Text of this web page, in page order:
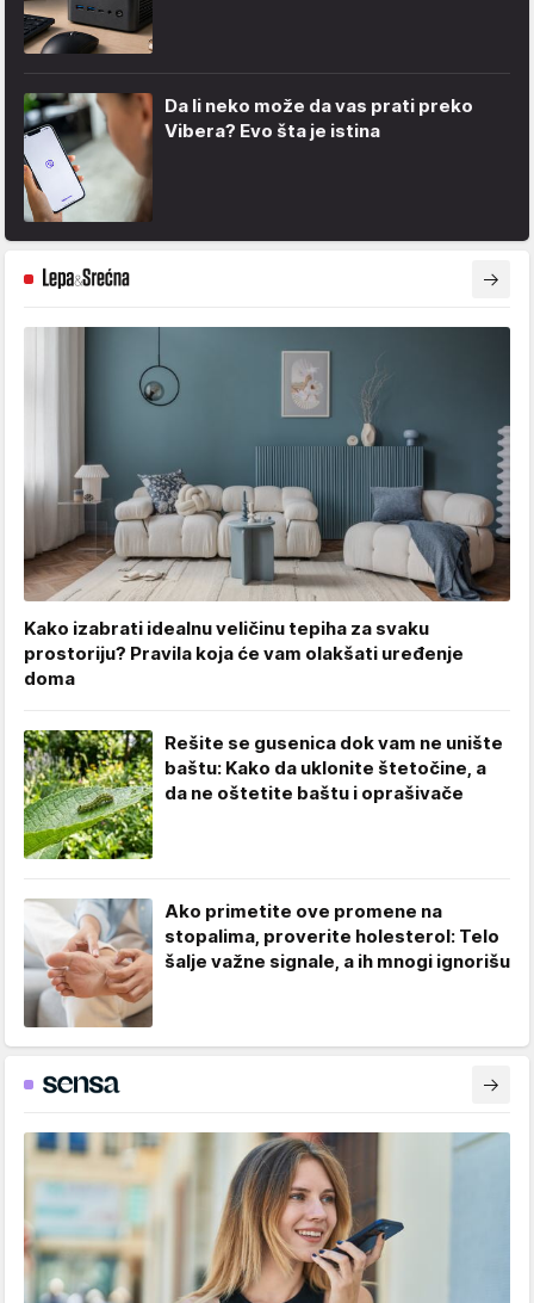
Da li neko može da vas prati preko
Vibera? Evo šta je istina
Kako izabrati idealnu veličinu tepiha za svaku
prostoriju? Pravila koja će vam olakšati uređenje
doma
Rešite se gusenica dok vam ne unište
baštu: Kako da uklonite štetočine, a
da ne oštetite baštu i oprašivače
Ako primetite ove promene na
stopalima, proverite holesterol: Telo
šalje važne signale, a ih mnogi ignorišu